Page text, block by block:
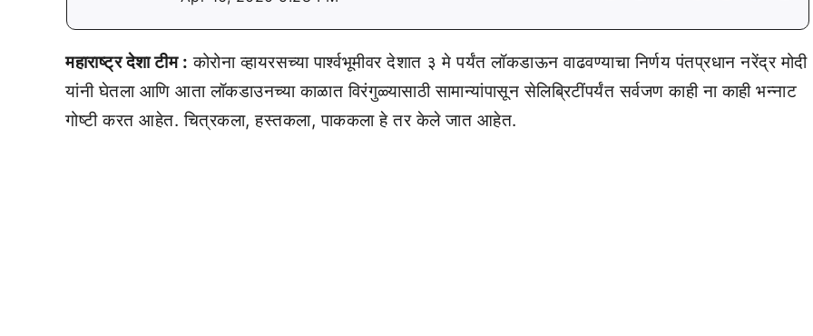
महाराष्ट्र देशा टीम : कोरोना व्हायरसच्या पार्श्वभूमीवर देशात ३ मे पर्यंत लॉकडाऊन वाढवण्याचा निर्णय पंतप्रधान नरेंद्र मोदी
यांनी घेतला आणि आता लॉकडाउनच्या काळात विरंगुळ्यासाठी सामान्यांपासून सेलिब्रिटींपर्यंत सर्वजण काही ना काही भन्नाट
गोष्टी करत आहेत. चित्रकला, हस्तकला, पाककला हे तर केले जात आहेत.